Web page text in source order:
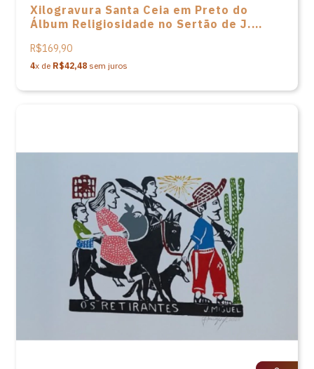
Xilogravura Santa Ceia em Preto do
Álbum Religiosidade no Sertão de J.
R$169,90
4x de R$42,48 sem juros